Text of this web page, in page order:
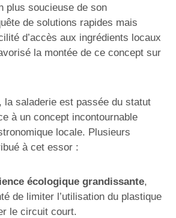
plus soucieuse de son
de solutions rapides mais
d’accès aux ingrédients locaux
la montée de ce concept sur
la saladerie est passée du statut
à un concept incontournable
locale. Plusieurs
à cet essor :
écologique grandissante,
de limiter l’utilisation du plastique
le circuit court.